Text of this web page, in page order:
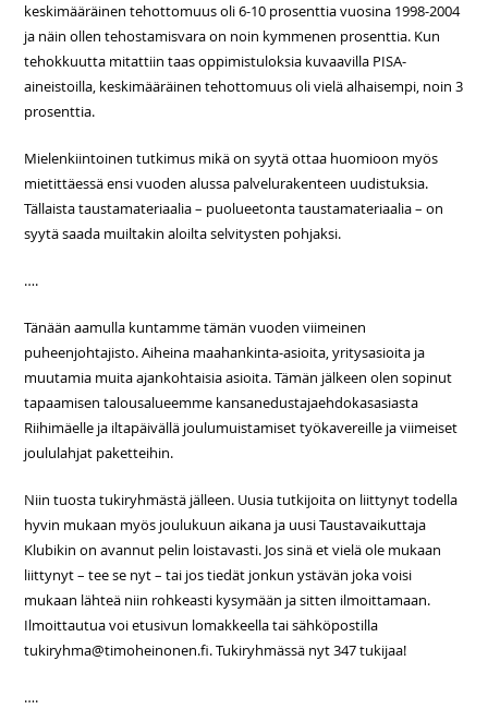
keskimääräinen tehottomuus oli 6-10 prosenttia vuosina 1998-2004
ja näin ollen tehostamisvara on noin kymmenen prosenttia. Kun
tehokkuutta mitattiin taas oppimistuloksia kuvaavilla PISA-
aineistoilla, keskimääräinen tehottomuus oli vielä alhaisempi, noin 3
prosenttia.
Mielenkiintoinen tutkimus mikä on syytä ottaa huomioon myös
mietittäessä ensi vuoden alussa palvelurakenteen uudistuksia.
Tällaista taustamateriaalia – puolueetonta taustamateriaalia – on
syytä saada muiltakin aloilta selvitysten pohjaksi.
….
Tänään aamulla kuntamme tämän vuoden viimeinen
puheenjohtajisto. Aiheina maahankinta-asioita, yritysasioita ja
muutamia muita ajankohtaisia asioita. Tämän jälkeen olen sopinut
tapaamisen talousalueemme kansanedustajaehdokasasiasta
Riihimäelle ja iltapäivällä joulumuistamiset työkavereille ja viimeiset
joululahjat paketteihin.
Niin tuosta tukiryhmästä jälleen. Uusia tutkijoita on liittynyt todella
hyvin mukaan myös joulukuun aikana ja uusi Taustavaikuttaja
Klubikin on avannut pelin loistavasti. Jos sinä et vielä ole mukaan
liittynyt – tee se nyt – tai jos tiedät jonkun ystävän joka voisi
mukaan lähteä niin rohkeasti kysymään ja sitten ilmoittamaan.
Ilmoittautua voi etusivun lomakkeella tai sähköpostilla
tukiryhma@timoheinonen.fi. Tukiryhmässä nyt 347 tukijaa!
….